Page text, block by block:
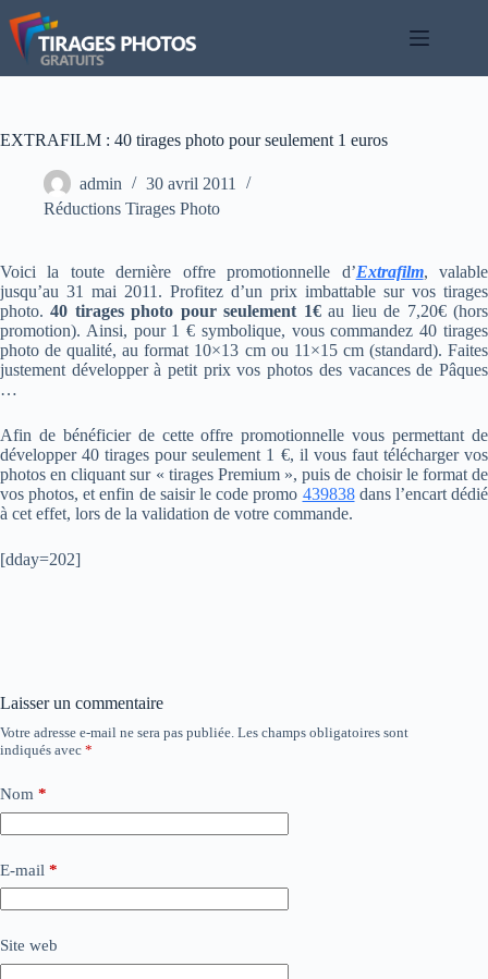
Passer
au
contenu
EXTRAFILM : 40 tirages photo pour seulement 1 euros
admin
30 avril 2011
Réductions Tirages Photo
Voici la toute dernière offre promotionnelle d’Extrafilm, valable
jusqu’au 31 mai 2011. Profitez d’un prix imbattable sur vos tirages
photo.40 tirages photo pour seulement 1€au lieu de 7,20€ (hors
promotion). Ainsi, pour 1 € symbolique, vous commandez 40 tirages
photo de qualité, au format 10×13 cm ou 11×15 cm (standard). Faites
justement développer à petit prix vos photos des vacances de Pâques
…
Afin de bénéficier de cette offre promotionnelle vous permettant de
développer 40 tirages pour seulement 1 €, il vous faut télécharger vos
photos en cliquant sur « tirages Premium », puis de choisir le format de
vos photos, et enfin de saisir le code promo 439838dans l’encart dédié
à cet effet, lors de la validation de votre commande.
[dday=202]
Laisser un commentaire
Votre adresse e-mail ne sera pas publiée. Les champs obligatoires sont
indiqués avec *
Nom *
E-mail *
Site web